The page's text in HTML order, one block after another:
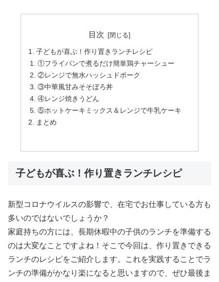
目次
子どもが喜ぶ！作り置きランチレシピ
①フライパンで煮るだけ簡単鶏チャーシュー
②レンジで無水ハッシュドポーク
③中華風甘みそそぼろ丼
④レンジ焼きうどん
⑤ホットケーキミックス＆レンジで牛乳ケーキ
まとめ
子どもが喜ぶ！作り置きランチレシピ
新型コロナウイルスの影響で、在宅でお仕事している方も
多いのではないでしょうか？
家庭持ちの方には、長期休暇中の子供のランチを準備する
のは大変なことですよね！そこで今回は、作り置きできる
ランチのレシピをご紹介します。これを実践することでラ
ンチの準備がかなり楽になると思いますので、ぜひ最後ま